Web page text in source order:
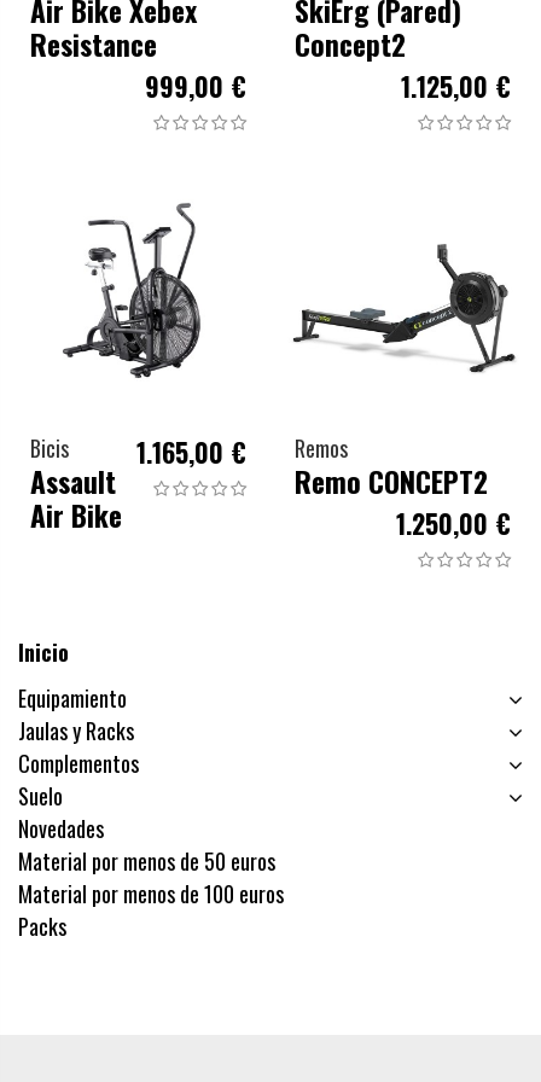
Air Bike Xebex
Resistance
999,00 €
SkiErg (Pared)
Concept2
1.125,00 €
Bicis
Assault
Air Bike
1.165,00 € Remos
Remo CONCEPT2
1.250,00 €
Inicio
Equipamiento
Jaulas y Racks
Complementos
Suelo
Novedades
Material por menos de 50 euros
Material por menos de 100 euros
Packs